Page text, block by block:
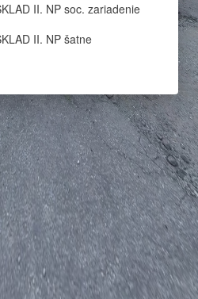
II. NP soc. zariadenie
II. NP šatne